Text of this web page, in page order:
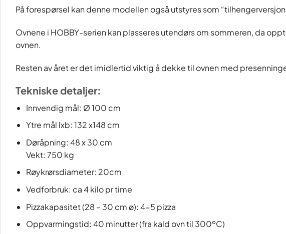
På forespørsel kan denne modellen også utstyres som
Ovnene i HOBBY-serien kan plasseres utendørs om sommeren, da
ovnen.
Resten av året er det imidlertid viktig å dekke til ovnen med
Tekniske detaljer:
Innvendig mål: Ø 100 cm
Ytre mål lxb: 132 x148 cm
Døråpning: 48 x 30 cm
Vekt: 750 kg
Røykrørsdiameter: 20cm
Vedforbruk: ca 4 kilo pr time
Pizzakapasitet (28 – 30 cm ø): 4-5 pizza
Oppvarmingstid: 40 minutter (fra kald ovn til 300ºC)